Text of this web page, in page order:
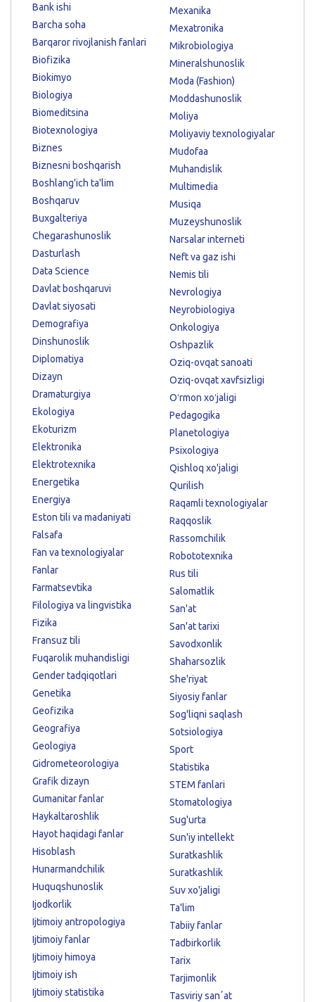
Bank ishi
Barcha soha
Barqaror rivojlanish fanlari
Biofizika
Biokimyo
Biologiya
Biomeditsina
Biotexnologiya
Biznes
Biznesni boshqarish
Boshlang'ich ta'lim
Boshqaruv
Buxgalteriya
Chegarashunoslik
Dasturlash
Data Science
Davlat boshqaruvi
Davlat siyosati
Demografiya
Dinshunoslik
Diplomatiya
Dizayn
Dramaturgiya
Ekologiya
Ekoturizm
Elektronika
Elektrotexnika
Energetika
Energiya
Eston tili va madaniyati
Falsafa
Fan va texnologiyalar
Fanlar
Farmatsevtika
Filologiya va lingvistika
Fizika
Fransuz tili
Fuqarolik muhandisligi
Gender tadqiqotlari
Genetika
Geofizika
Geografiya
Geologiya
Gidrometeorologiya
Grafik dizayn
Gumanitar fanlar
Haykaltaroshlik
Hayot haqidagi fanlar
Hisoblash
Hunarmandchilik
Huquqshunoslik
Ijodkorlik
Ijtimoiy antropologiya
Ijtimoiy fanlar
Ijtimoiy himoya
Ijtimoiy ish
Ijtimoiy statistika
Mexanika
Mexatronika
Mikrobiologiya
Mineralshunoslik
Moda (Fashion)
Moddashunoslik
Moliya
Moliyaviy texnologiyalar
Mudofaa
Muhandislik
Multimedia
Musiqa
Muzeyshunoslik
Narsalar interneti
Neft va gaz ishi
Nemis tili
Nevrologiya
Neyrobiologiya
Onkologiya
Oshpazlik
Oziq-ovqat sanoati
Oziq-ovqat xavfsizligi
Oʻrmon xoʻjaligi
Pedagogika
Planetologiya
Psixologiya
Qishloq xo'jaligi
Qurilish
Raqamli texnologiyalar
Raqqoslik
Rassomchilik
Robototexnika
Rus tili
Salomatlik
San'at
San'at tarixi
Savodxonlik
Shaharsozlik
She'riyat
Siyosiy fanlar
Sog'liqni saqlash
Sotsiologiya
Sport
Statistika
STEM fanlari
Stomatologiya
Sug'urta
Sun'iy intellekt
Suratkashlik
Suratkashlik
Suv xo'jaligi
Ta'lim
Tabiiy fanlar
Tadbirkorlik
Tarix
Tarjimonlik
Tasviriy sanʼat